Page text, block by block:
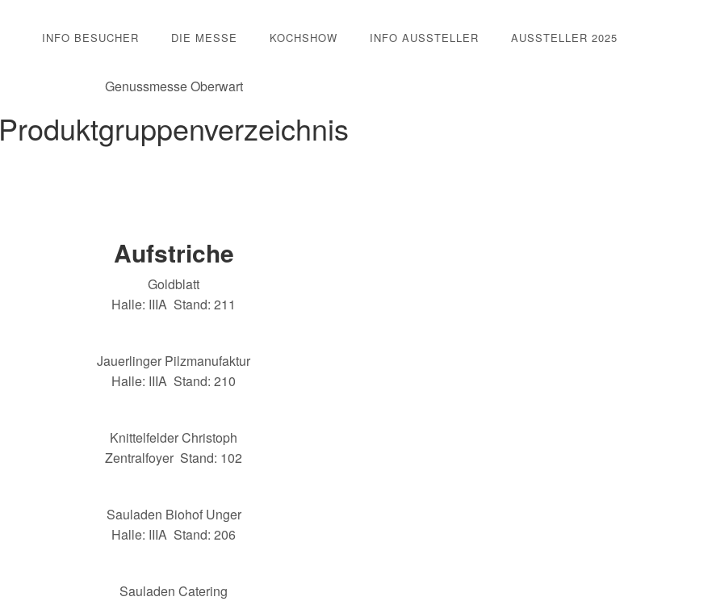
INFO BESUCHER DIE MESSE KOCHSHOW INFO AUSSTELLER AUSSTELLER 2025
Genussmesse Oberwart
Produktgruppenverzeichnis
Aufstriche
Goldblatt
Halle: IIIA Stand: 211
Jauerlinger Pilzmanufaktur
Halle: IIIA Stand: 210
Knittelfelder Christoph
Zentralfoyer Stand: 102
Sauladen Biohof Unger
Halle: IIIA Stand: 206
Sauladen Catering